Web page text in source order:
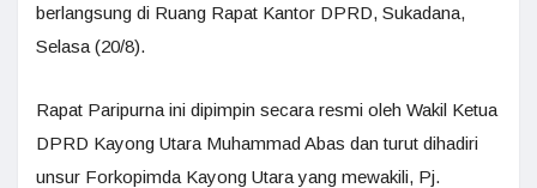
berlangsung di Ruang Rapat Kantor DPRD, Sukadana,
Selasa (20/8).
Rapat Paripurna ini dipimpin secara resmi oleh Wakil Ketua
DPRD Kayong Utara Muhammad Abas dan turut dihadiri
unsur Forkopimda Kayong Utara yang mewakili, Pj.